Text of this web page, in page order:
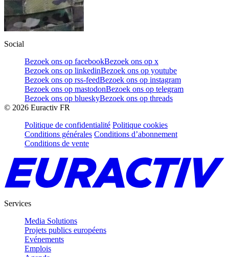
Social
Bezoek ons op facebookBezoek ons op x
Bezoek ons op linkedinBezoek ons op youtube
Bezoek ons op rss-feedBezoek ons op instagram
Bezoek ons op mastodonBezoek ons op telegram
Bezoek ons op blueskyBezoek ons op threads
© 2026 Euractiv FR
Politique de confidentialité Politique cookies
Conditions générales Conditions d’abonnement
Conditions de vente
Services
Media Solutions
Projets publics européens
Evénements
Emplois